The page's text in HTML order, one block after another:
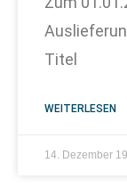
Titel
WEITERLESEN
14. Dezember